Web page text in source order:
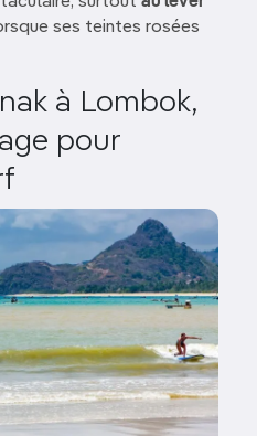
ses teintes rosées
à Lombok,
pour